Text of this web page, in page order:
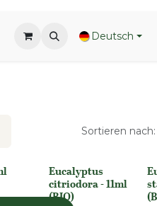
Deutsch
Sortieren nach:
None
Eucalyptus
citriodora - 11ml
(BIO)